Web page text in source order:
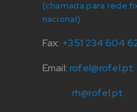
(chamada para rede
nacional)
Fax: +351 234 604
Email: rofel@rofel.pt
rh@rofel.pt